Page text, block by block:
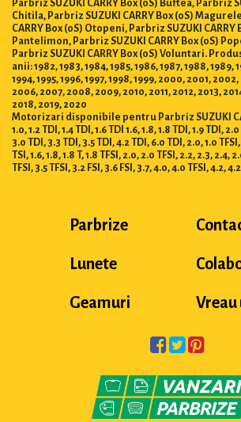
Parbriz SUZUKI CARRY Box (0S) Buftea, Parbriz
Chitila, Parbriz SUZUKI CARRY Box (0S)
CARRY Box (0S) Otopeni, Parbriz SUZUKI CARRY
Pantelimon, Parbriz SUZUKI CARRY Box (0S)
Parbriz SUZUKI CARRY Box (0S) Voluntari.
anii: 1982, 1983, 1984, 1985, 1986, 1987, 1988, 1989,
1994, 1995, 1996, 1997, 1998, 1999, 2000, 2001,
2006, 2007, 2008, 2009, 2010, 2011, 2012, 2013,
2018, 2019, 2020
Motorizari disponibile pentru Parbriz SUZUKI
1.0, 1.2 TDI, 1.4 TDI, 1.6 TDI 1.6, 1.8, 1.8 TDI, 1.9 TDI,
3.0 TDI, 3.3 TDI, 3.5 TDI, 4.2 TDI, 6.0 TDI, 2.0, 1.0 TFSI,
TSI, 1.6, 1.8, 1.8 T, 1.8 TFSI, 2.0, 2.0 TFSI, 2.2, 2.3, 2.4,
TFSI, 3.5 TFSI, 3.2 FSI, 3.6 FSI, 3.7, 4.0, 4.0 TFSI, 4.2,
Parbrize
Lunete
Geamuri Vreau